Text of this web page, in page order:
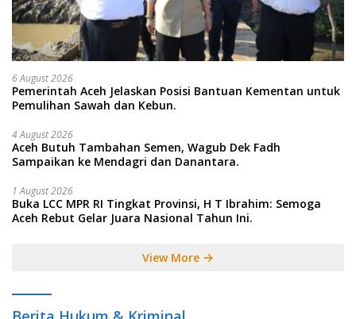
6 August 2026
Pemerintah Aceh Jelaskan Posisi Bantuan Kementan untuk
Pemulihan Sawah dan Kebun.
4 August 2026
Aceh Butuh Tambahan Semen, Wagub Dek Fadh
Sampaikan ke Mendagri dan Danantara.
1 August 2026
Buka LCC MPR RI Tingkat Provinsi, H T Ibrahim: Semoga
Aceh Rebut Gelar Juara Nasional Tahun Ini.
View More